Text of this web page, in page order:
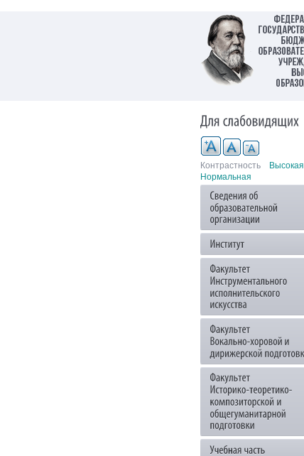
Контрастность Высокая
Нормальная